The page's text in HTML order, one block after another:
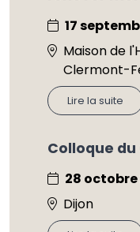
17
Maison de
Clermont-
Lire la suite
Colloque du
28
Dijon